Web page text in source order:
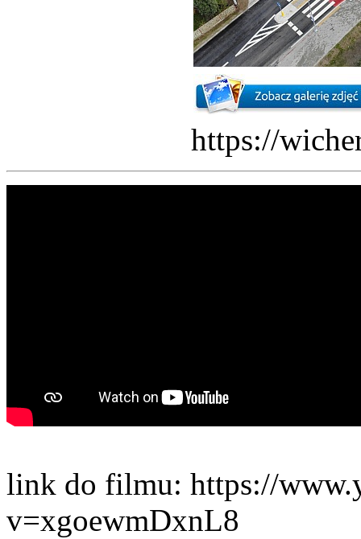
https://
link do filmu: https://
v=xgoewmDxnL8